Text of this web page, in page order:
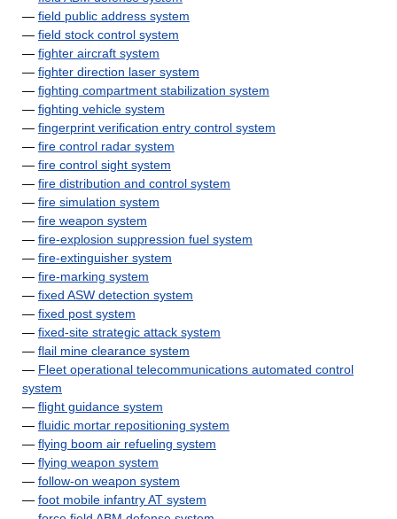
— field public address system
— field stock control system
— fighter aircraft system
— fighter direction laser system
— fighting compartment stabilization system
— fighting vehicle system
— fingerprint verification entry control system
— fire control radar system
— fire control sight system
— fire distribution and control system
— fire simulation system
— fire weapon system
— fire-explosion suppression fuel system
— fire-extinguisher system
— fire-marking system
— fixed ASW detection system
— fixed post system
— fixed-site strategic attack system
— flail mine clearance system
— Fleet operational telecommunications automated control
system
— flight guidance system
— fluidic mortar repositioning system
— flying boom air refueling system
— flying weapon system
— follow-on weapon system
— foot mobile infantry AT system